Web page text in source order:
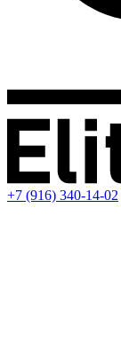
+7 (916) 340-14-02